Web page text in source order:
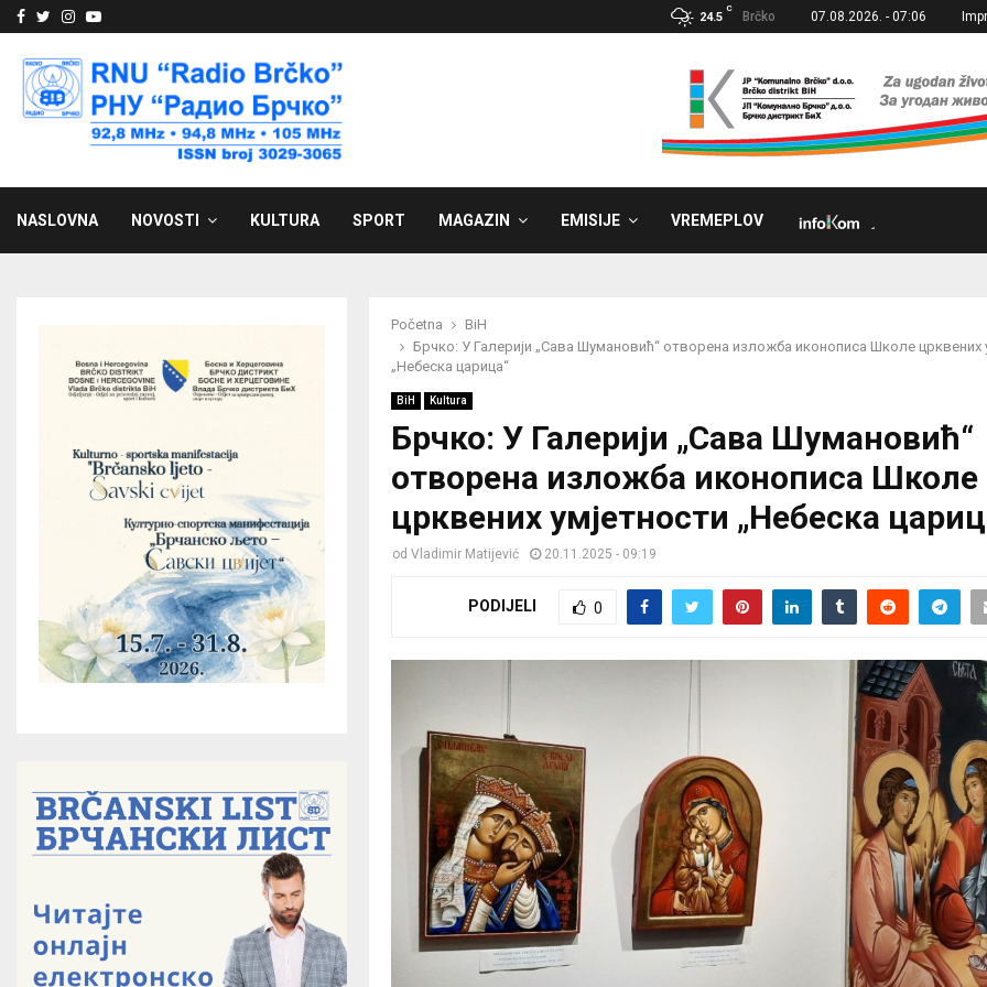
Facebook
Twitter
Instagram
Youtube 24.5
C
Brčko 07.08.2026. - 07:06
NASLOVNA NOVOSTI KULTURA SPORT MAGAZIN EMISIJE VREMEPLOV
Početna
BiH
Брчко: У Галерији „Сава Шумановић“ отворена изложба иконописа Школе црквених
„Небеска царица“
BiH Kultura
Брчко: У Галерији „Сава Шумановић“
отворена изложба иконописа Школе
црквених умјетности „Небеска
od Vladimir Matijević 20.11.2025 - 09:19
PODIJELI 0